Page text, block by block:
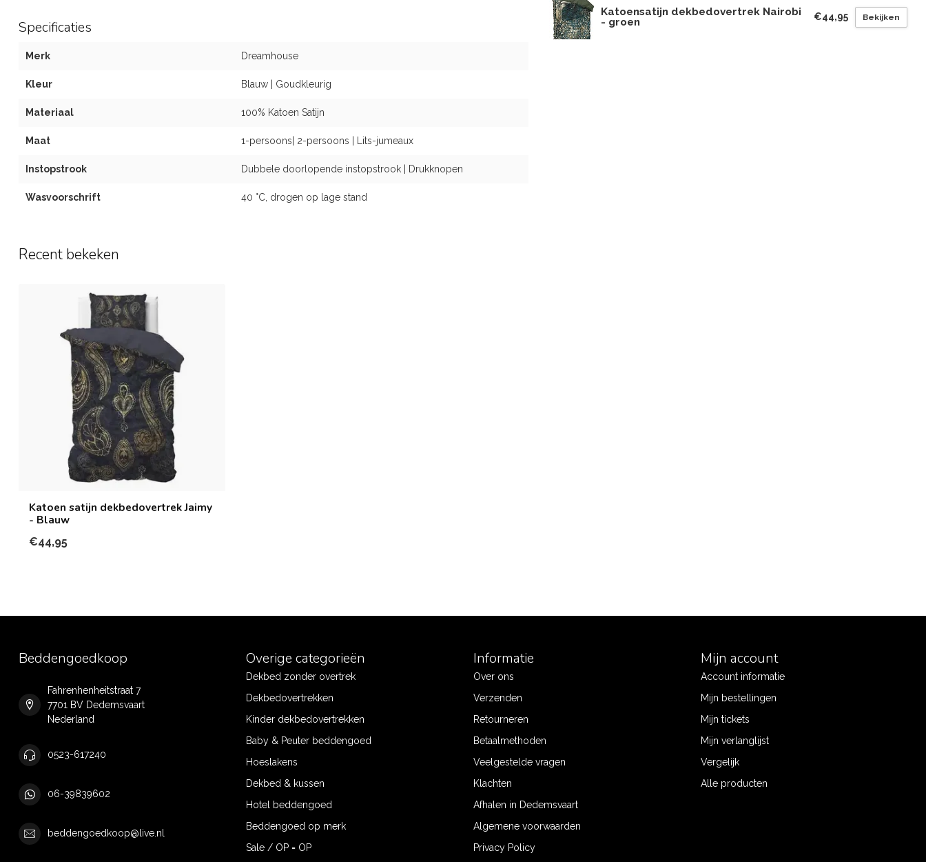
Specificaties
Merk Dreamhouse
Kleur Blauw | Goudkleurig
Materiaal 100% Katoen Satijn
Maat 1-persoons| 2-persoons | Lits-jumeaux
Instopstrook Dubbele doorlopende instopstrook | Drukknopen
Wasvoorschrift 40 °C, drogen op lage stand
Katoensatijn dekbedovertrek Nairobi
- groen
€44,95 Bekijken
Recent bekeken
Katoen satijn dekbedovertrek Jaimy
- Blauw
€44,95
Beddengoedkoop
Fahrenhenheitstraat 7
7701 BV Dedemsvaart
Nederland
0523-617240
06-39839602
beddengoedkoop@live.nl
Overige categorieën
Dekbed zonder overtrek
Dekbedovertrekken
Kinder dekbedovertrekken
Baby & Peuter beddengoed
Hoeslakens
Dekbed & kussen
Hotel beddengoed
Beddengoed op merk
Sale / OP = OP
Informatie
Over ons
Verzenden
Retourneren
Betaalmethoden
Veelgestelde vragen
Klachten
Afhalen in Dedemsvaart
Algemene voorwaarden
Privacy Policy
Mijn account
Account informatie
Mijn bestellingen
Mijn tickets
Mijn verlanglijst
Vergelijk
Alle producten